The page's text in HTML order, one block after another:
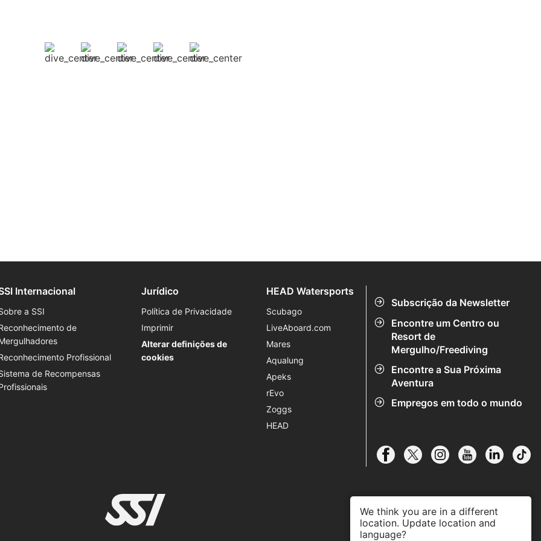
Subscrição da Newsletter
Encontre um Centro ou
Resort de
Mergulho/Freediving
Encontre a Sua Próxima
Aventura
Empregos em todo o mundo
Internacional
a SSI
de
Profissional
de Recompensas
Jurídico
Política de Privacidade
Imprimir
Alterar definições de
cookies
HEAD Watersports
Scubago
LiveAboard.com
Mares
Aqualung
Apeks
rEvo
Zoggs
HEAD
We think you are in a different
location. Update location and
language?